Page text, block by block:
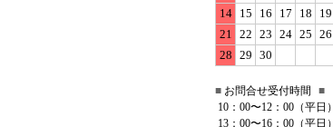
14
15 16 17 18 19
21 22 23 24 25 26
28 29 30
■ お問合せ受付時間
■
10：00〜12：00（平日）
13：00〜16：00（平日）